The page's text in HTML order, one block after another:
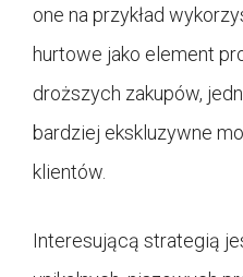
one na przykład
hurtowe jako element
droższych zakupów,
bardziej ekskluzywne
klientów.
Interesującą strategią